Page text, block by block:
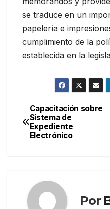
se traduce en un
papelería e
cumplimiento de la
establecida en la
Navegación
de
Capacitación sobre
Sistema de
Expediente
Electrónico
Por